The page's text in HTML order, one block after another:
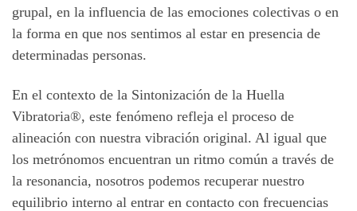
grupal, en la influencia de las emociones colectivas o en
la forma en que nos sentimos al estar en presencia de
determinadas personas.
En el contexto de la Sintonización de la Huella
Vibratoria®, este fenómeno refleja el proceso de
alineación con nuestra vibración original. Al igual que
los metrónomos encuentran un ritmo común a través de
la resonancia, nosotros podemos recuperar nuestro
equilibrio interno al entrar en contacto con frecuencias